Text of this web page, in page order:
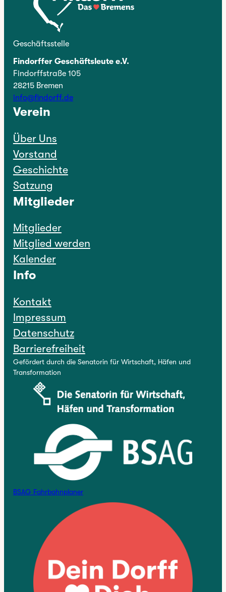
Geschäftsstelle
Findorffer Geschäftsleute e.V.
Findorffstraße 105
28215 Bremen
info@findorff.de
Verein
Über Uns
Vorstand
Geschichte
Satzung
Mitglieder
Mitglieder
Mitglied werden
Kalender
Info
Kontakt
Impressum
Datenschutz
Barrierefreiheit
Gefördert durch die Senatorin für Wirtschaft, Häfen und
Transformation
BSAG Fahrbahnplaner